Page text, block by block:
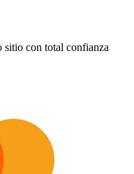
sitio con total confianza